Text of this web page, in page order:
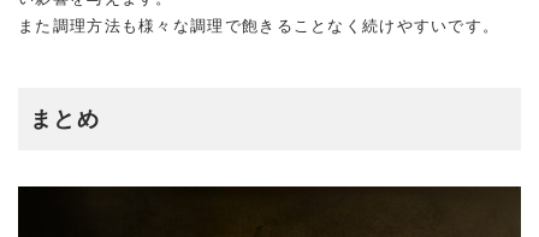
また調理方法も様々な調理で飽きることなく続けやすいです。
まとめ